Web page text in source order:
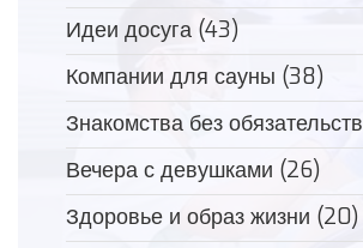
Идеи досуга (43)
Компании для сауны (38)
Знакомства без обязательств
Вечера с девушками (26)
Здоровье и образ жизни (20)